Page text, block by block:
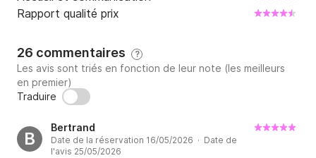
Rapport qualité prix
26 commentaires ?
Les avis sont triés en fonction de leur note (les meilleurs
en premier)
Traduire
B
Bertrand
Date de la réservation 16/05/2026 · Date de
l'avis 25/05/2026